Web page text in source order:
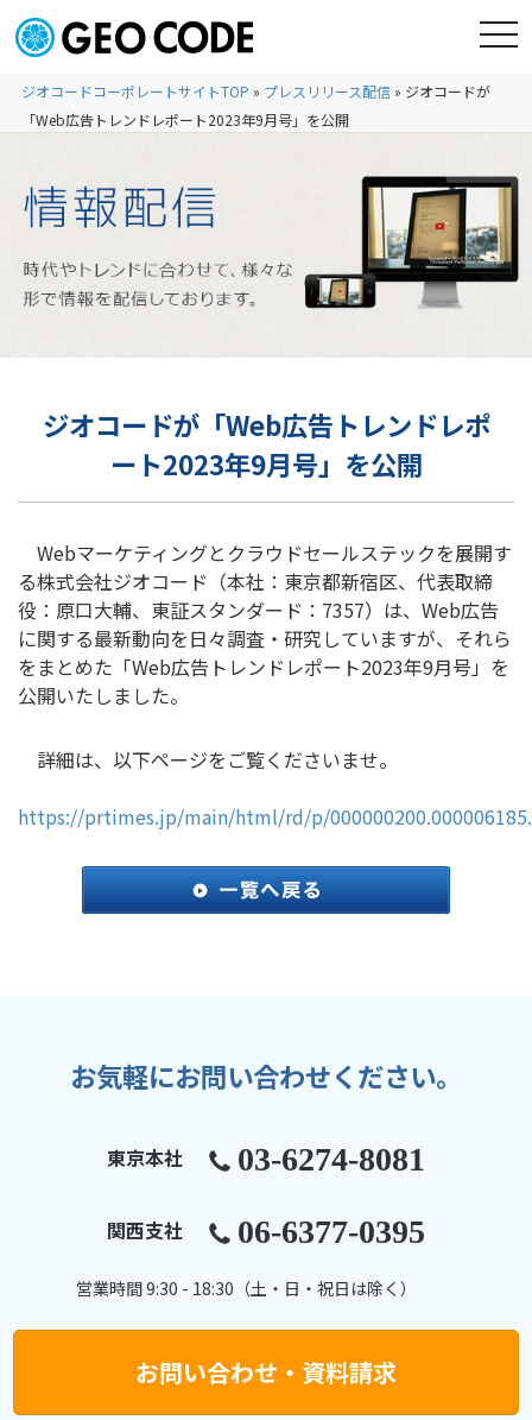
ジオコードコーポレートサイトTOP » プレスリリース配信» ジオコードが
「Web広告トレンドレポート2023年9月号」を公開
ジオコードが「Web広告トレンドレポ
ート2023年9月号」を公開
Webマーケティングとクラウドセールステックを展開す
る株式会社ジオコード（本社：東京都新宿区、代表取締
役：原口大輔、東証スタンダード：7357）は、Web広告
に関する最新動向を日々調査・研究していますが、それら
をまとめた「Web広告トレンドレポート2023年9月号」を
公開いたしました。
詳細は、以下ページをご覧くださいませ。
https://prtimes.jp/main/html/rd/p/
お気軽にお問い合わせください。
東京本社 03-6274-8081
関西支社 06-6377-0395
営業時間 9:30 - 18:30（土・日・祝日は除く）
お問い合わせ・資料請求